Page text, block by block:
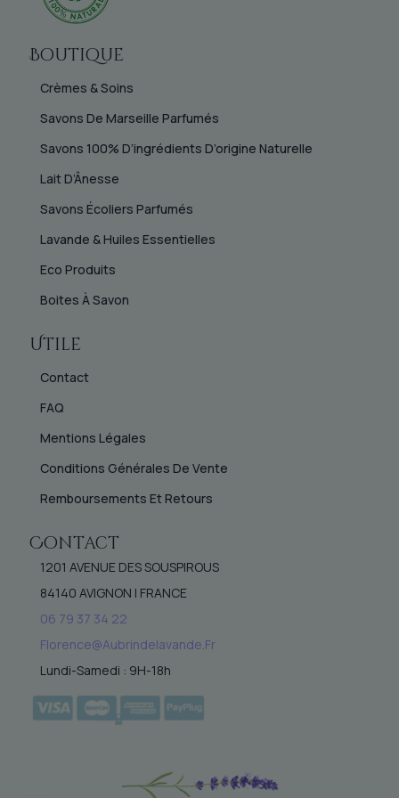
Boutique
Crèmes & Soins
Savons De Marseille Parfumés
Savons 100% D’ingrédients D’origine Naturelle
Lait D’Ânesse
Savons Écoliers Parfumés
Lavande & Huiles Essentielles
Eco Produits
Boites À Savon
Utile
Contact
FAQ
Mentions Légales
Conditions Générales De Vente
Remboursements Et Retours
Contact
1201 AVENUE DES SOUSPIROUS
84140 AVIGNON | FRANCE
06 79 37 34 22
Florence@aubrindelavande.fr
Lundi-Samedi : 9H-18h